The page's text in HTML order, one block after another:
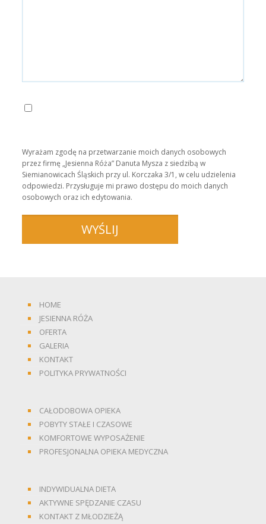
Wyrażam zgodę na przetwarzanie moich danych osobowych
przez firmę „Jesienna Róża” Danuta Mysza z siedzibą w
Siemianowicach Śląskich przy ul. Korczaka 3/1, w celu udzielenia
odpowiedzi. Przysługuje mi prawo dostępu do moich danych
osobowych oraz ich edytowania.
HOME
JESIENNA RÓŻA
OFERTA
GALERIA
KONTAKT
POLITYKA PRYWATNOŚCI
CAŁODOBOWA OPIEKA
POBYTY STAŁE I CZASOWE
KOMFORTOWE WYPOSAŻENIE
PROFESJONALNA OPIEKA MEDYCZNA
INDYWIDUALNA DIETA
AKTYWNE SPĘDZANIE CZASU
KONTAKT Z MŁODZIEŻĄ